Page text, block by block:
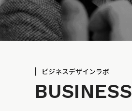
ビジネスデザインラボ
BUSINESS